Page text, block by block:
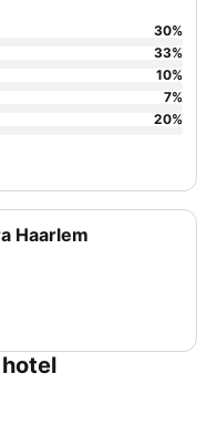
Haarlem
30%
33%
10%
7%
20%